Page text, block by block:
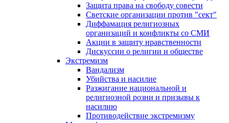
Защита права на свободу совести
Светские организации против "сект"
Диффамация религиозных
организаций и конфликты со СМИ
Акции в защиту нравственности
Дискуссии о религии и обществе
Экстремизм
Вандализм
Убийства и насилие
Разжигание национальной и
религиозной розни и призывы к
насилию
Противодействие экстремизму